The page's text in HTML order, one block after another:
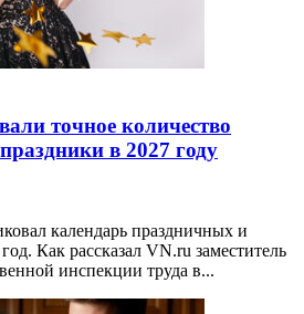
точное количество
в 2027 году
календарь праздничных и
Как рассказал VN.ru заместитель
инспекции труда в...